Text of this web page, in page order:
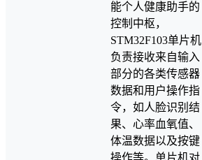
能个人健康助手的
控制中枢，
STM32F103单片机
负责接收来自输入
部分的各类传感器
数据和用户操作指
令，如人脸识别结
果、心率血氧值、
体温数据以及按键